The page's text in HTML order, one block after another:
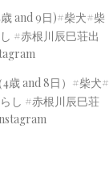
and 9日)#柴犬#柴
#赤根川辰巳荘出
歳 and 8日）#柴犬#
し #赤根川辰巳荘